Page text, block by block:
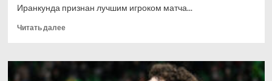
Иранкунда признан лучшим игроком матча...
Читать далееПрочитать
Футболист